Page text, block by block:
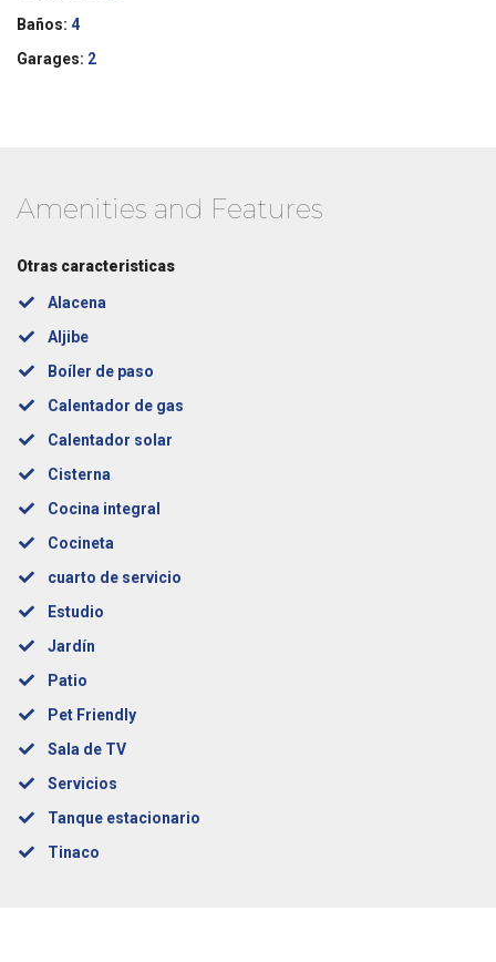
Baños: 4
Garages: 2
Amenities and Features
Otras caracteristicas
Alacena
Aljibe
Boíler de paso
Calentador de gas
Calentador solar
Cisterna
Cocina integral
Cocineta
cuarto de servicio
Estudio
Jardín
Patio
Pet Friendly
Sala de TV
Servicios
Tanque estacionario
Tinaco